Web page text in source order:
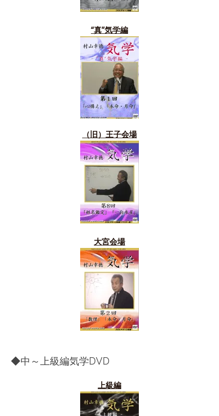
“真”気学編
（旧） 王子会場
大宮会場
◆中～上級編気学DVD
上級編